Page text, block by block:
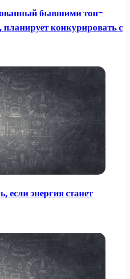
бывшими топ-
конкурировать с
если энергия станет